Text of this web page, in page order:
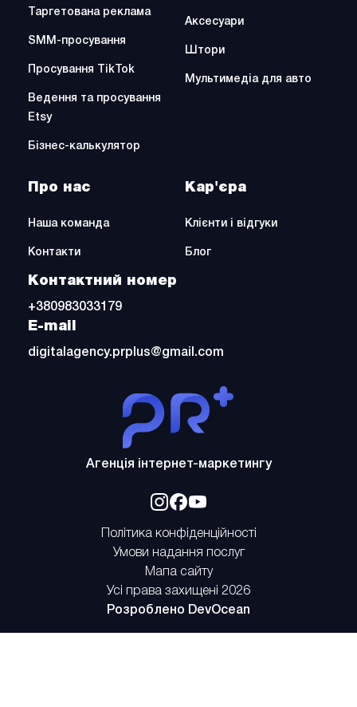
Таргетована реклама
SMM-просування
Просування TikTok
Ведення та просування
Etsy
Бізнес-калькулятор
Аксесуари
Штори
Мультимедіа для авто
Про нас
Наша команда
Контакти
Кар'єра
Клієнти і відгуки
Блог
Контактний номер
+380983033179
E-mail
digitalagency.prplus@gmail.com
Агенція інтернет-маркетингу
Відкрити
новому
вікні
Відкрити
новому
вікні
Відкрити
новому
вікні
Усі права захищені 2026
Політика конфіденційності
Умови надання послуг
Мапа сайту
Відкрити
Розроблено DevOcean